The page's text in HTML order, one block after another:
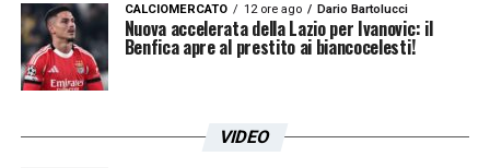
CALCIOMERCATO 12 ore ago Dario Bartolucci
Nuova accelerata della Lazio per Ivanovic: il
Benfica apre al prestito ai biancocelesti!
VIDEO